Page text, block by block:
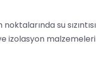
su sızıntısı
izolasyon malzemeleri